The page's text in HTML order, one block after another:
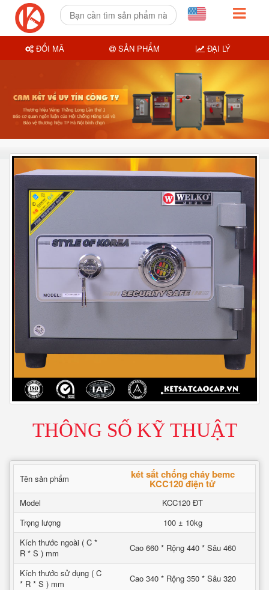
THÔNG SỐ KỸ THUẬT
Tên sản phẩm két sắt chống cháy bemc
KCC120 điện tử
Model
KCC120 ĐT
Trọng lượng
100 ± 10kg
Kích thước ngoài ( C *
R * S ) mm
Cao 660 * Rộng 440 * Sâu 460
Kích thước sử dụng ( C
* R * S ) mm
Cao 340 * Rộng 350 * Sâu 320
ĐỔI MÃ SẢN PHẨM ĐẠI LÝ